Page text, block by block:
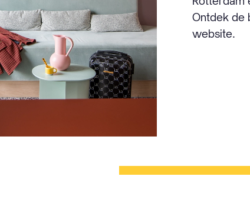
Ontdek de
website.